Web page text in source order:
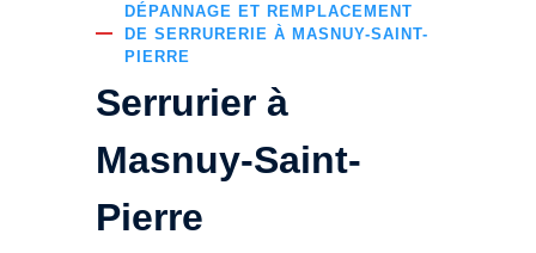
DÉPANNAGE ET REMPLACEMENT
DE SERRURERIE À MASNUY-SAINT-
PIERRE
Serrurier à
Masnuy-Saint-
Pierre